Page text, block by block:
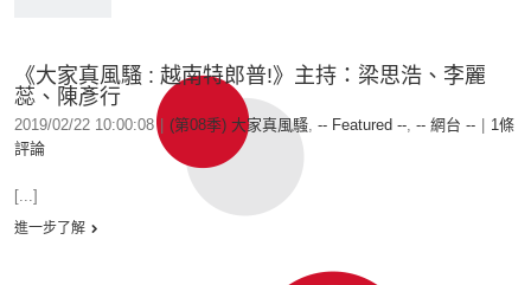
《大家真風騷 : 越南特郎普!》主持：梁思浩、李麗
蕊、陳彥行
2019/02/22 10:00:08 (第08季) 大家真風騷, -- Featured --, -- 網台 --
1條
評論
[...]
進一步了解